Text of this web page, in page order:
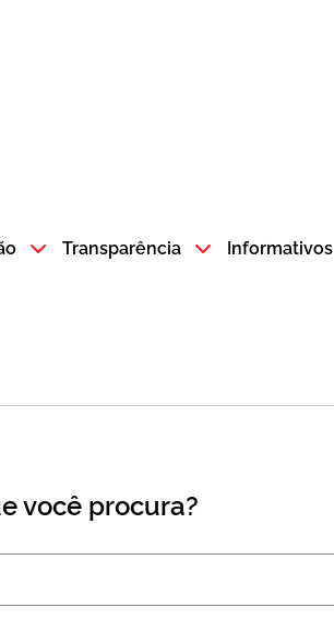
para a página inicial
Transparência Informativos
você procura?